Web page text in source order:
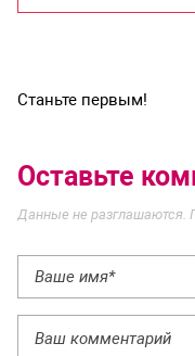
Станьте первым!
Оставьте
Данные не разглашаются.